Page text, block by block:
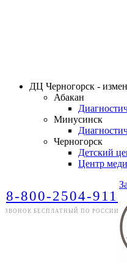
ДЦ Черногорск -
Абакан
Минусинск
Черногорск
Детский
Центр
8-800-2504-911
ЗВОНОК БЕСПЛАТНЫЙ ПО РОССИИ